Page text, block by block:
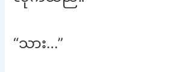
“သား…”